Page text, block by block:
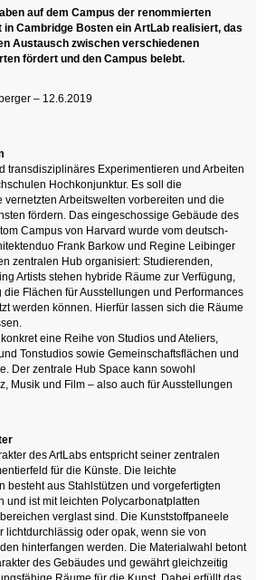
auf dem Campus der renommierten
in Cambridge Bosten ein ArtLab realisiert, das
Austausch zwischen verschiedenen
fördert und den Campus belebt.
– 12.6.2019
transdisziplinäres Experimentieren und Arbeiten
Hochkonjunktur. Es soll die
vernetzten Arbeitswelten vorbereiten und die
fördern. Das eingeschossige Gebäude des
Campus von Harvard wurde vom deutsch-
Frank Barkow und Regine Leibinger
zentralen Hub organisiert: Studierenden,
Artists stehen hybride Räume zur Verfügung,
Flächen für Ausstellungen und Performances
werden können. Hierfür lassen sich die Räume
eine Reihe von Studios und Ateliers,
Tonstudios sowie Gemeinschaftsflächen und
Der zentrale Hub Space kann sowohl
Musik und Film – also auch für Ausstellungen
des ArtLabs entspricht seiner zentralen
für die Künste. Die leichte
besteht aus Stahlstützen und vorgefertigten
und ist mit leichten Polycarbonatplatten
verglast sind. Die Kunststoffpaneele
lichtdurchlässig oder opak, wenn sie von
hinterfangen werden. Die Materialwahl betont
des Gebäudes und gewährt gleichzeitig